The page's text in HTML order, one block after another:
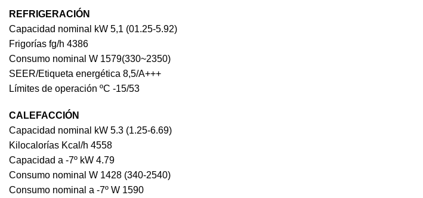
REFRIGERACIÓN
Capacidad nominal kW 5,1 (01.25-5.92)
Frigorías fg/h 4386
Consumo nominal W 1579(330~2350)
SEER/Etiqueta energética 8,5/A+++
Límites de operación ºC -15/53
CALEFACCIÓN
Capacidad nominal kW 5.3 (1.25-6.69)
Kilocalorías Kcal/h 4558
Capacidad a -7º kW 4.79
Consumo nominal W 1428 (340-2540)
Consumo nominal a -7º W 1590